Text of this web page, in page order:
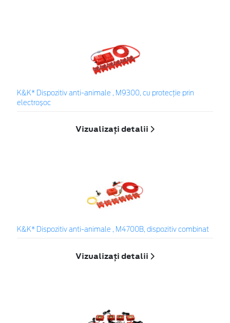
K&K* Dispozitiv anti-animale , M9300, cu protecție prin
electroșoc
Vizualizați detalii
K&K* Dispozitiv anti-animale , M4700B, dispozitiv combinat
Vizualizați detalii